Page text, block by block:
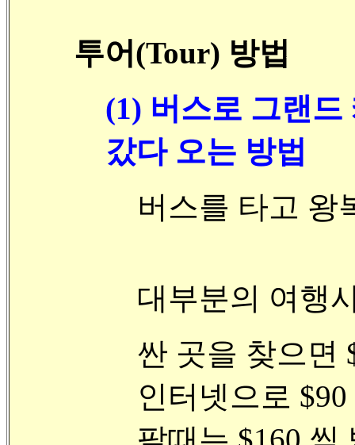
투어(Tour) 방법
(1) 버스로 그랜
갔다 오는 방법
버스를 타고 왕
대부분의 여행
싼 곳을 찾으면
인터넷으로